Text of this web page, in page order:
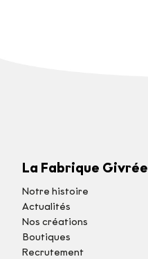
La Fabrique Givrée
Notre histoire
Actualités
Nos créations
Boutiques
Recrutement